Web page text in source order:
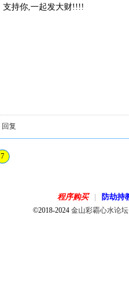
支持你,一起发大财!!!!
回复
7
程序购买 防劫持
©2018-2024金山彩霸心水论坛